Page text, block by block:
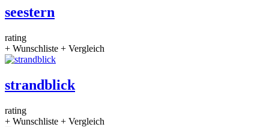
seestern
rating
+ Wunschliste + Vergleich
strandblick
rating
+ Wunschliste + Vergleich